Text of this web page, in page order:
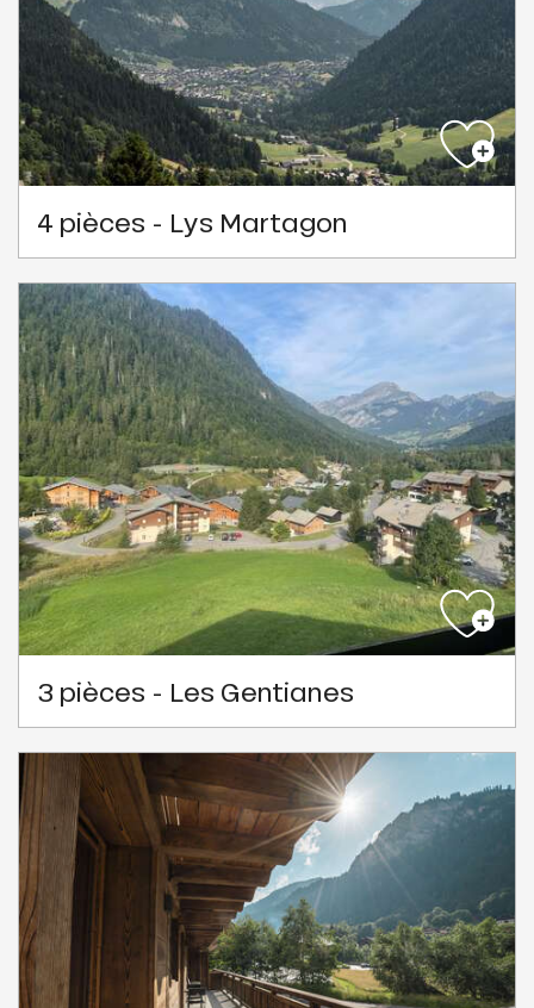
4 pièces - Lys Martagon
3 pièces - Les Gentianes